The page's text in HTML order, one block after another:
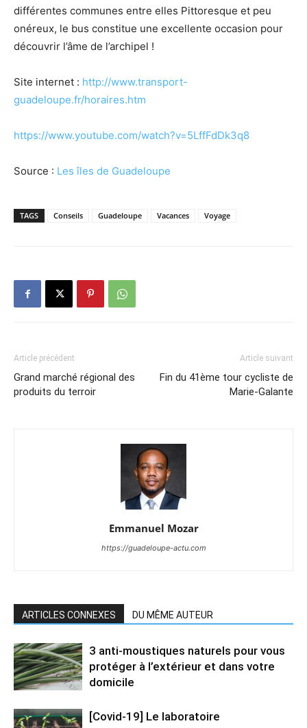
différentes communes entre elles Pittoresque et peu
onéreux, le bus constitue une excellente occasion pour
découvrir l’âme de l’archipel !
Site internet : http://www.transport-
guadeloupe.fr/horaires.htm
https://www.youtube.com/watch?v=5LffFdDk3q8
Source : Les îles de Guadeloupe
TAGS Conseils Guadeloupe Vacances Voyage
Article précédent
Grand marché régional des
produits du terroir
Article suivant
Fin du 41ème tour cycliste de
Marie-Galante
Emmanuel Mozar
https://guadeloupe-actu.com
ARTICLES CONNEXES DU MÊME AUTEUR
3 anti-moustiques naturels pour vous
protéger à l’extérieur et dans votre
domicile
[Covid-19] Le laboratoire